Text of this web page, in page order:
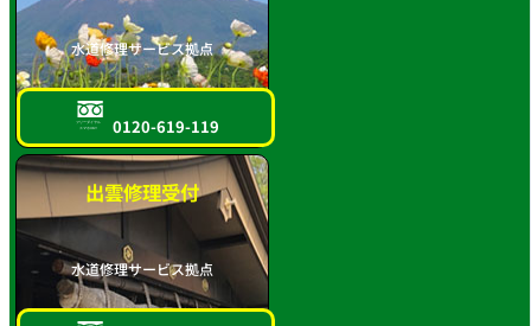
水道修理サービス拠点
フリーダイヤル
スマホOK!! 0120-619-119
出雲修理受付
水道修理サービス拠点